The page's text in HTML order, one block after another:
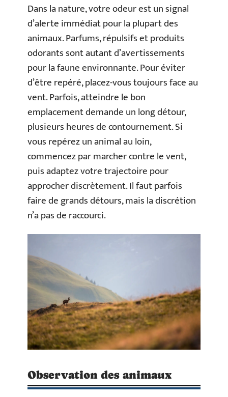
Dans la nature, votre odeur est un signal
d’alerte immédiat pour la plupart des
animaux. Parfums, répulsifs et produits
odorants sont autant d’avertissements
pour la faune environnante. Pour éviter
d’être repéré, placez-vous toujours face au
vent. Parfois, atteindre le bon
emplacement demande un long détour,
plusieurs heures de contournement. Si
vous repérez un animal au loin,
commencez par marcher contre le vent,
puis adaptez votre trajectoire pour
approcher discrètement. Il faut parfois
faire de grands détours, mais la discrétion
n’a pas de raccourci.
Observation des animaux